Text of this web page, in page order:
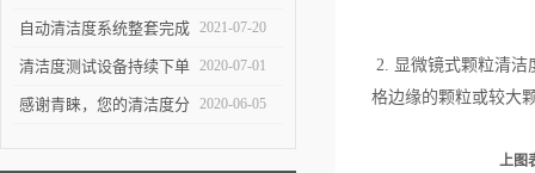
测试对于不同系统的组件
有不同的意义
自动清洁度系统整套完成
交付——吉林客户
2021-07-20
清洁度测试设备持续下单 2020-07-01
感谢青睐，您的清洁度分 2020-06-05
2. 显微镜式颗粒清
格边缘的颗粒或较大
上图